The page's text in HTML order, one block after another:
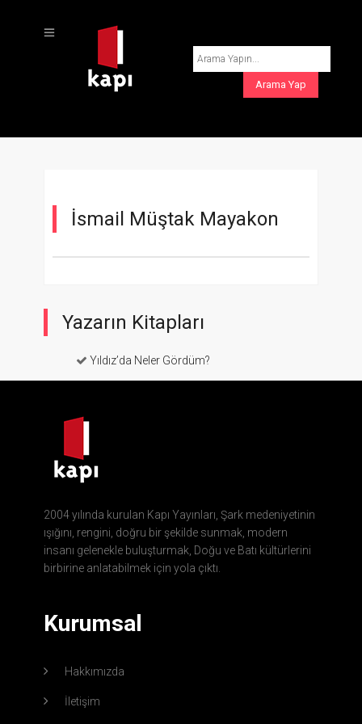
İsmail Müştak Mayakon
Yazarın Kitapları
Yıldız’da Neler Gördüm?
2004 yılında kurulan Kapı Yayınları, Şark medeniyetinin
ışığını, rengini, doğru bir şekilde sunmak, modern
insanı gelenekle buluşturmak, Doğu ve Batı kültürlerini
birbirine anlatabilmek için yola çıktı.
Kurumsal
Hakkımızda
İletişim